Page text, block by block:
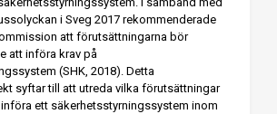
i Sveg 2017 rekommenderade
att förutsättningarna bör
att införa krav på
(SHK, 2018). Detta
syftar till att utreda vilka förutsättningar
ett säkerhetsstyrningssystem inom